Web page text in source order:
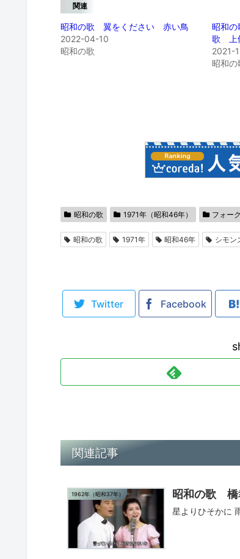
関連
昭和の歌 翼をください 赤い鳥
2022-04-10
昭和の歌
昭和
歌 上
2021-
昭和の
昭和の歌 1971年（昭和46年） フォーク
昭和の歌 1971年 昭和46年 シモン
Twitter Facebook
関連記事
1962年（昭和37年） 昭和の歌 橋
星よりひそかに